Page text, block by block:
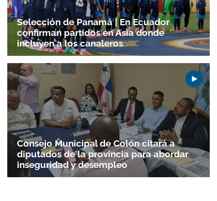
Gracias por suscribirte a nuestro boletín.
ACEPTAR
Selección de Panamá | En Ecuador
confirman partidos en Asia donde
incluyen a los canaleros
Consejo Municipal de Colón citará a
diputados de la provincia para abordar
inseguridad y desempleo